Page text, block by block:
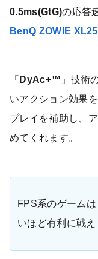
0.5ms(GtG)の応答
BenQ ZOWIE
「 DyAc+™ 」技術
いアクション効果
プレイを補助し、
めてくれます。
FPS系のゲーム
いほど有利に戦え